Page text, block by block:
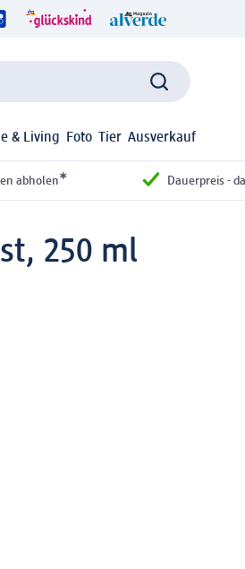
& Living Foto Tier Ausverkauf
abholen* Dauerpreis -
250 ml